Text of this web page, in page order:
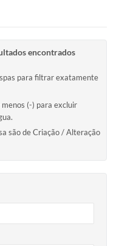
encontrados
para filtrar exatamente
(-) para excluir
são de Criação / Alteração